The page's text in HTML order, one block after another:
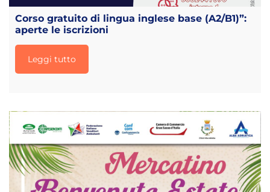
Corso gratuito di lingua inglese base (A2/B1)”:
aperte le iscrizioni
Leggi tutto